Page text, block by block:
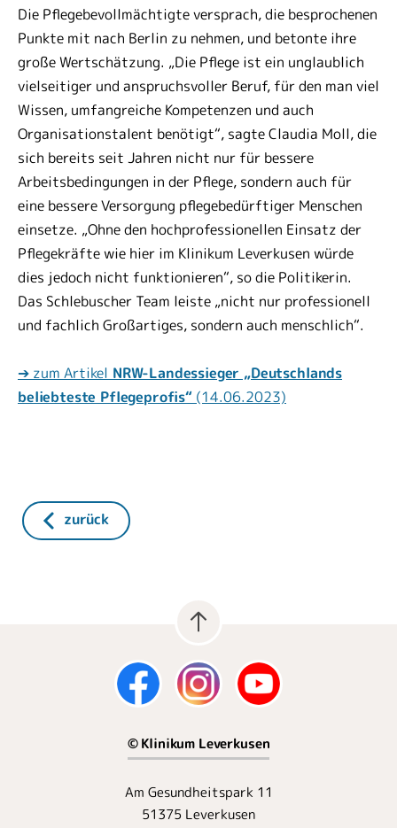
Die Pflegebevollmächtigte versprach, die besprochenen
Punkte mit nach Berlin zu nehmen, und betonte ihre
große Wertschätzung. „Die Pflege ist ein unglaublich
vielseitiger und anspruchsvoller Beruf, für den man viel
Wissen, umfangreiche Kompetenzen und auch
Organisationstalent benötigt“, sagte Claudia Moll, die
sich bereits seit Jahren nicht nur für bessere
Arbeitsbedingungen in der Pflege, sondern auch für
eine bessere Versorgung pflegebedürftiger Menschen
einsetze. „Ohne den hochprofessionellen Einsatz der
Pflegekräfte wie hier im Klinikum Leverkusen würde
dies jedoch nicht funktionieren“, so die Politikerin.
Das Schlebuscher Team leiste „nicht nur professionell
und fachlich Großartiges, sondern auch menschlich“.
➔ zum Artikel NRW-Landessieger „Deutschlands
beliebteste Pflegeprofis“ (14.06.2023)
zurück
© Klinikum Leverkusen
Am Gesundheitspark 11
51375 Leverkusen